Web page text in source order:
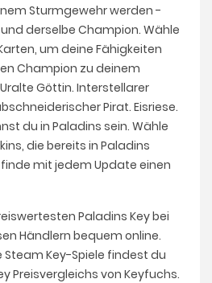
Sturmgewehr werden -
derselbe Champion. Wähle
um deine Fähigkeiten
Champion zu deinem
Göttin. Interstellarer
Pirat. Eisriese.
du in Paladins sein. Wähle
die bereits in Paladins
mit jedem Update einen
Paladins Key bei
Händlern bequem online.
Key-Spiele findest du
Preisvergleichs von Keyfuchs.